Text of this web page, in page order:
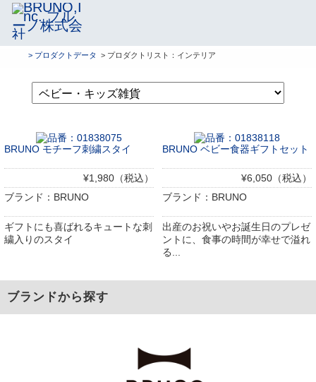
> プロダクトデータ > プロダクトリスト：インテリア
BRUNO モチーフ刺繍スタイ
¥1,980（税込）
ブランド：BRUNO
ギフトにも喜ばれるキュートな刺
繍入りのスタイ
BRUNO ベビー食器ギフトセット
¥6,050（税込）
ブランド：BRUNO
出産のお祝いやお誕生日のプレゼ
ントに、食事の時間が幸せで溢れ
る...
ブランドから探す